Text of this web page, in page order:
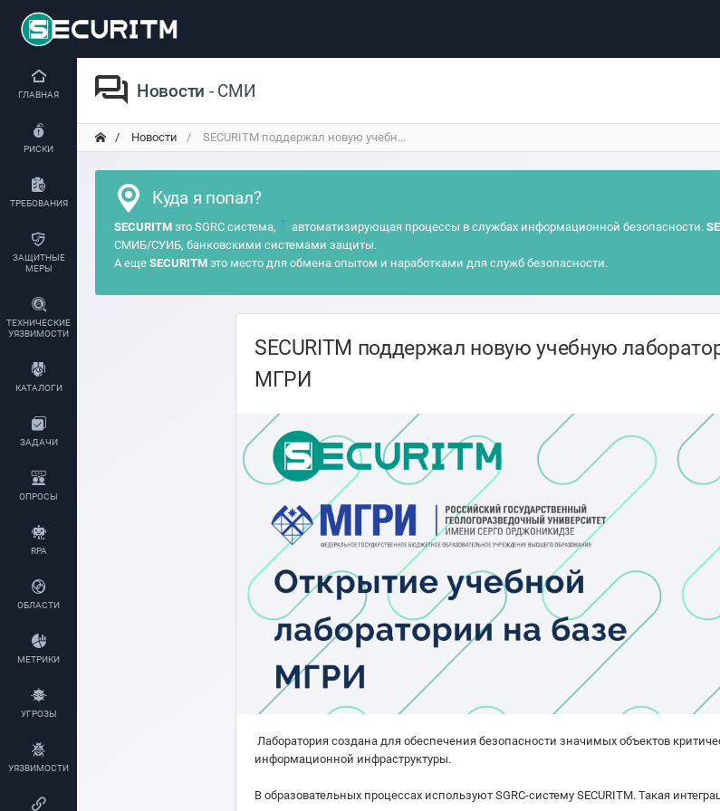
ГЛАВНАЯ
РИСКИ
ТРЕБОВАНИЯ
ЗАЩИТНЫЕ
МЕРЫ
ТЕХНИЧЕСКИЕ
УЯЗВИМОСТИ
КАТАЛОГИ
ЗАДАЧИ
ОПРОСЫ
RPA
ОБЛАСТИ
МЕТРИКИ
УГРОЗЫ
УЯЗВИМОСТИ
Новости - СМИ
Новости SECURITM поддержал новую учебн...
Куда я попал?
SECURITM это SGRC система, ? автоматизирующая процессы в службах информационной безопасности.
СМИБ/СУИБ, банковскими системами защиты.
А еще SECURITM это место для обмена опытом и наработками для служб безопасности.
SECURITM поддержал новую учебную
МГРИ
Лаборатория создана для обеспечения безопасности значимых объектов
информационной инфраструктуры.
В образовательных процессах используют SGRC-систему SECURITM. Такая